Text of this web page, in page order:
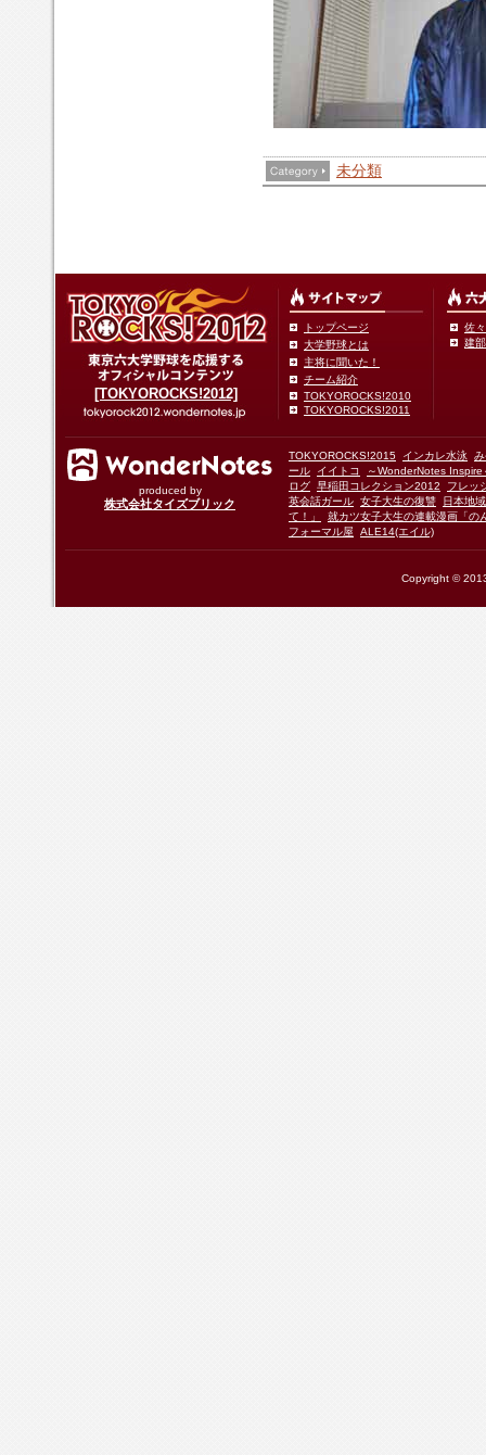
未分類
[TOKYOROCKS!2012]
トップページ
大学野球とは
主将に聞いた！
チーム紹介
TOKYOROCKS!2010
TOKYOROCKS!2011
佐
建
produced by
株式会社タイズブリック
TOKYOROCKS!2015 インカレ水泳
ール
イイトコ
～WonderNotes Inspire
ログ 早稲田コレクション2012
フレッ
英会話ガール 女子大生の復讐
日本地
て！」
就カツ女子大生の連載漫画「の
フォーマル屋
ALE14(エイル)
Copyright ©